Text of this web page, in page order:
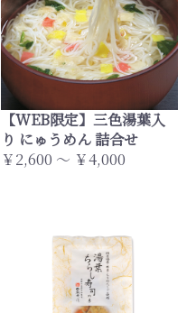
【WEB限定】三色湯葉入
り にゅうめん 詰合せ
￥2,600 ～ ￥4,000